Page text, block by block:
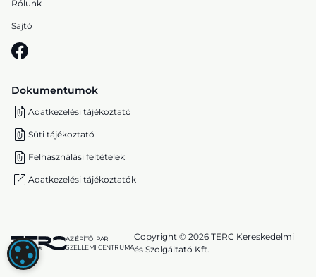
Rólunk
Sajtó
Dokumentumok
Adatkezelési tájékoztató
Süti tájékoztató
Felhasználási feltételek
Adatkezelési tájékoztatók
AZ ÉPÍTŐIPAR
SZELLEMI CENTRUMA
Copyright © 2026 TERC Kereskedelmi
és Szolgáltató Kft.
SÜTI (COOKIE) BEÁLLÍTÁSOK